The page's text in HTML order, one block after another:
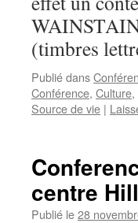
(timbres
Publié dans
Conférence, Culture,
Source de vie |
centre
Publié le28